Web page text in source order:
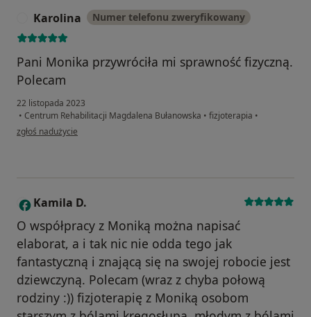
Karolina Numer telefonu zweryfikowany
Pani Monika przywróciła mi sprawność fizyczną.
Polecam
22 listopada 2023
• Centrum Rehabilitacji Magdalena Bułanowska • fizjoterapia •
w opinii użytkownika Karolina
zgłoś nadużycie
K Kamila D.
O współpracy z Moniką można napisać
elaborat, a i tak nic nie odda tego jak
fantastyczną i znającą się na swojej robocie jest
dziewczyną. Polecam (wraz z chyba połową
rodziny :)) fizjoterapię z Moniką osobom